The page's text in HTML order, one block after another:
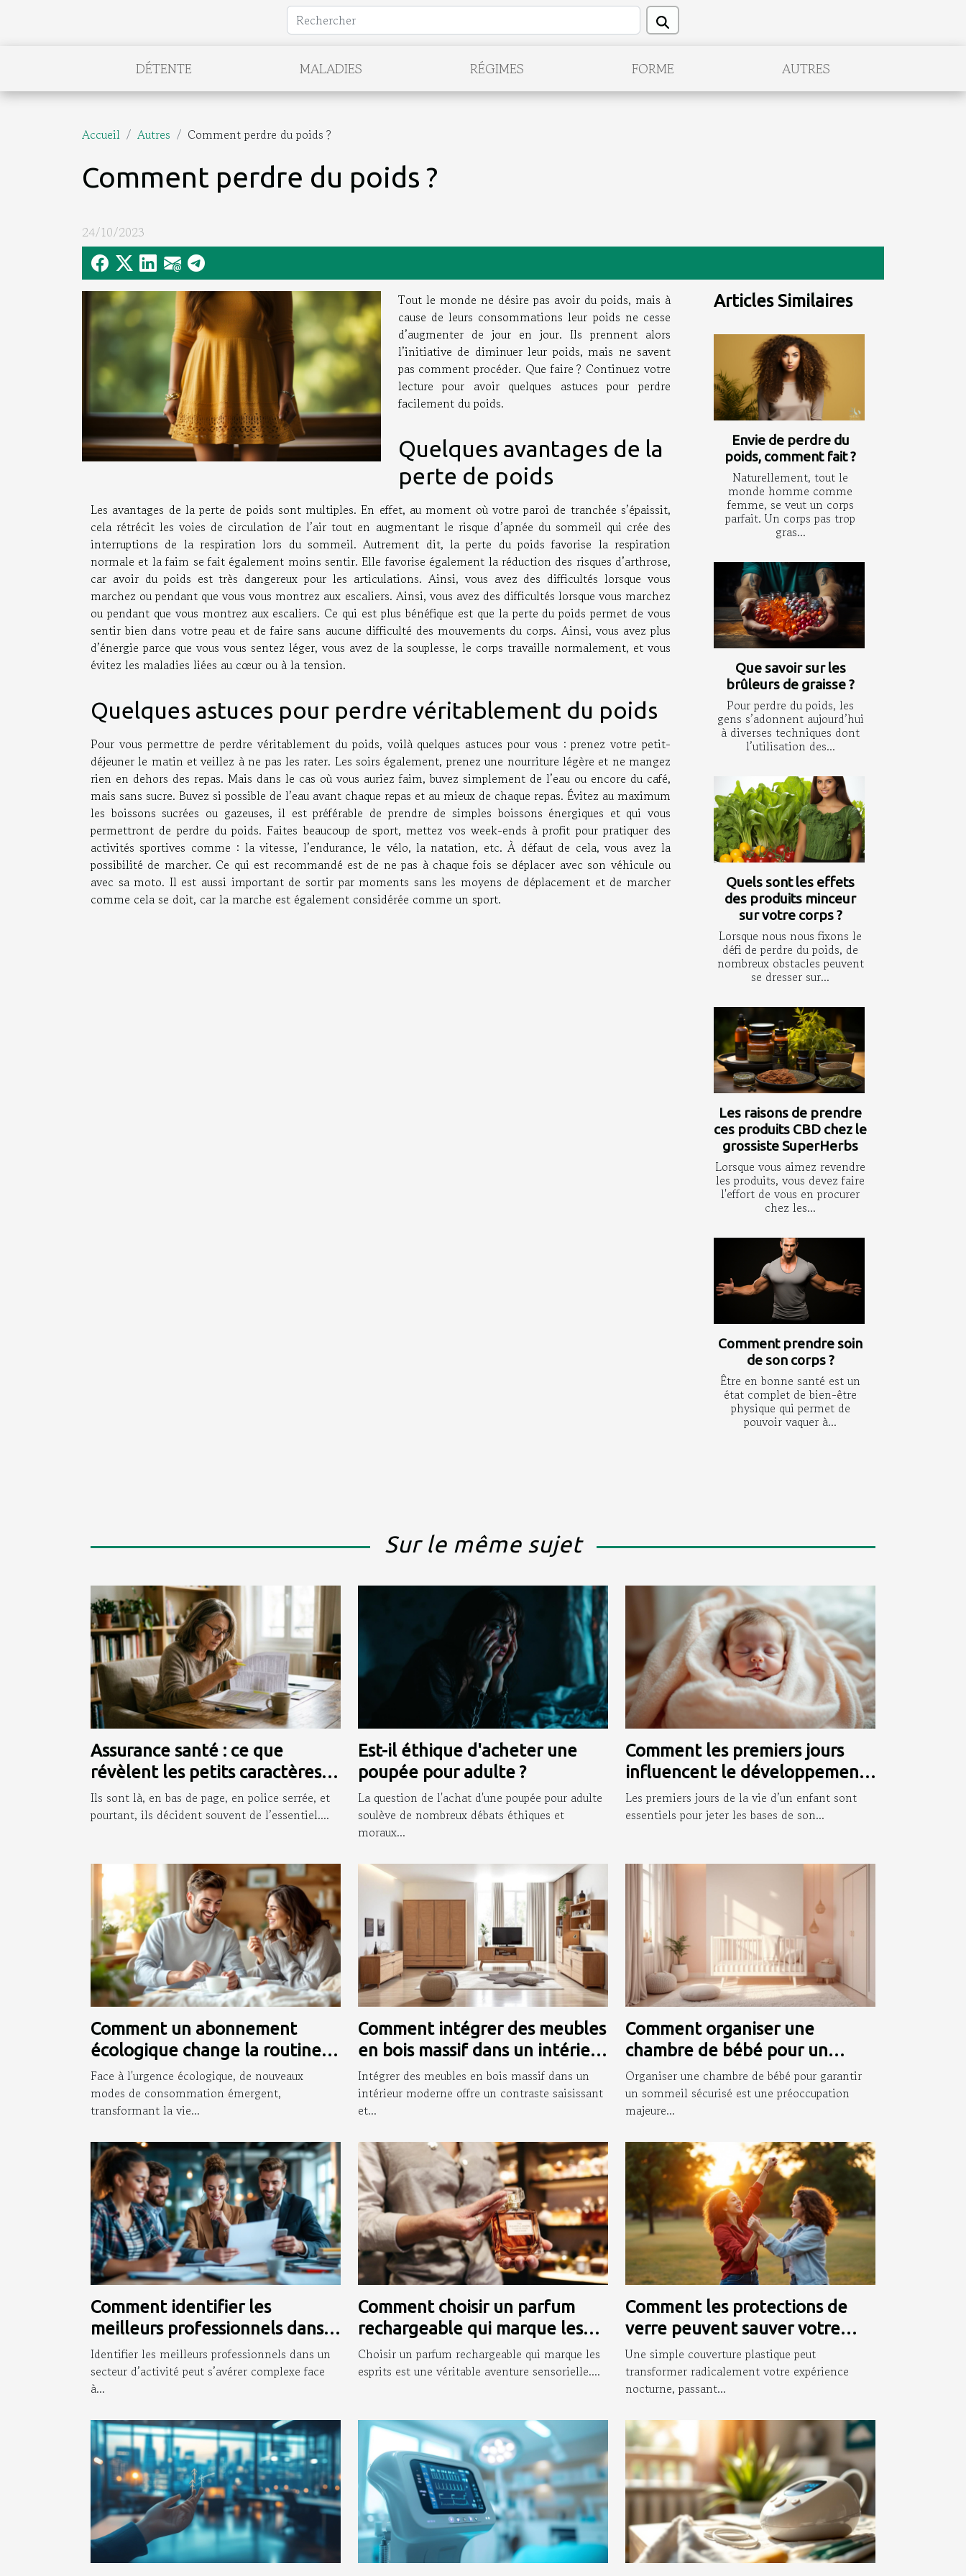
DÉTENTE MALADIES RÉGIMES FORME AUTRES
Accueil Autres Comment perdre du poids ?
Comment perdre du poids ?
24/10/2023
Tout le monde ne désire pas avoir du poids, mais à
cause de leurs consommations leur poids ne cesse
d’augmenter de jour en jour. Ils prennent alors
l’initiative de diminuer leur poids, mais ne savent
pas comment procéder. Que faire ? Continuez votre
lecture pour avoir quelques astuces pour perdre
facilement du poids.
Quelques avantages de la
perte de poids
Les avantages de la perte de poids sont multiples. En effet, au moment où votre paroi de tranchée s’épaissit,
cela rétrécit les voies de circulation de l’air tout en augmentant le risque d’apnée du sommeil qui crée des
interruptions de la respiration lors du sommeil. Autrement dit, la perte du poids favorise la respiration
normale et la faim se fait également moins sentir. Elle favorise également la réduction des risques d’arthrose,
car avoir du poids est très dangereux pour les articulations. Ainsi, vous avez des difficultés lorsque vous
marchez ou pendant que vous vous montrez aux escaliers. Ainsi, vous avez des difficultés lorsque vous marchez
ou pendant que vous montrez aux escaliers. Ce qui est plus bénéfique est que la perte du poids permet de vous
sentir bien dans votre peau et de faire sans aucune difficulté des mouvements du corps. Ainsi, vous avez plus
d’énergie parce que vous vous sentez léger, vous avez de la souplesse, le corps travaille normalement, et vous
évitez les maladies liées au cœur ou à la tension.
Quelques astuces pour perdre véritablement du poids
Pour vous permettre de perdre véritablement du poids, voilà quelques astuces pour vous : prenez votre petit-
déjeuner le matin et veillez à ne pas les rater. Les soirs également, prenez une nourriture légère et ne mangez
rien en dehors des repas. Mais dans le cas où vous auriez faim, buvez simplement de l’eau ou encore du café,
mais sans sucre. Buvez si possible de l’eau avant chaque repas et au mieux de chaque repas. Évitez au maximum
les boissons sucrées ou gazeuses, il est préférable de prendre de simples boissons énergiques et qui vous
permettront de perdre du poids. Faites beaucoup de sport, mettez vos week-ends à profit pour pratiquer des
activités sportives comme : la vitesse, l’endurance, le vélo, la natation, etc. À défaut de cela, vous avez la
possibilité de marcher. Ce qui est recommandé est de ne pas à chaque fois se déplacer avec son véhicule ou
avec sa moto. Il est aussi important de sortir par moments sans les moyens de déplacement et de marcher
comme cela se doit, car la marche est également considérée comme un sport.
Articles Similaires
Envie de perdre du
poids, comment fait ?
Naturellement, tout le
monde homme comme
femme, se veut un corps
parfait. Un corps pas trop
gras...
Que savoir sur les
brûleurs de graisse ?
Pour perdre du poids, les
gens s’adonnent aujourd’hui
à diverses techniques dont
l’utilisation des...
Quels sont les effets
des produits minceur
sur votre corps ?
Lorsque nous nous fixons le
défi de perdre du poids, de
nombreux obstacles peuvent
se dresser sur...
Les raisons de prendre
ces produits CBD chez le
grossiste SuperHerbs
Lorsque vous aimez revendre
les produits, vous devez faire
l'effort de vous en procurer
chez les...
Comment prendre soin
de son corps ?
Être en bonne santé est un
état complet de bien-être
physique qui permet de
pouvoir vaquer à...
Sur le même sujet
Assurance santé : ce que
révèlent les petits caractères
que personne ne lit
Ils sont là, en bas de page, en police serrée, et
pourtant, ils décident souvent de l’essentiel....
Est-il éthique d'acheter une
poupée pour adulte ?
La question de l'achat d'une poupée pour adulte
soulève de nombreux débats éthiques et
moraux...
Comment les premiers jours
influencent le développement
infantile ?
Les premiers jours de la vie d’un enfant sont
essentiels pour jeter les bases de son...
Comment un abonnement
écologique change la routine
des jeunes parents ?
Face à l'urgence écologique, de nouveaux
modes de consommation émergent,
transformant la vie...
Comment intégrer des meubles
en bois massif dans un intérieur
moderne ?
Intégrer des meubles en bois massif dans un
intérieur moderne offre un contraste saisissant
et...
Comment organiser une
chambre de bébé pour un
sommeil sécurisé ?
Organiser une chambre de bébé pour garantir
un sommeil sécurisé est une préoccupation
majeure...
Comment identifier les
meilleurs professionnels dans
votre domaine d'activité?
Identifier les meilleurs professionnels dans un
secteur d’activité peut s’avérer complexe face
à...
Comment choisir un parfum
rechargeable qui marque les
esprits ?
Choisir un parfum rechargeable qui marque les
esprits est une véritable aventure sensorielle....
Comment les protections de
verre peuvent sauver votre
soirée ?
Une simple couverture plastique peut
transformer radicalement votre expérience
nocturne, passant...